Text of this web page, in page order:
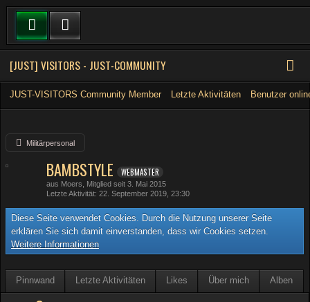
[JUST] VISITORS - JUST-COMMUNITY
JUST-VISITORS Community Member Letzte Aktivitäten Benutzer
Militärpersonal
BAMBSTYLE WEBMASTER
aus Moers
Mitglied seit 3. Mai 2015
Letzte Aktivität 22. September 2019, 23:30
Diese Seite verwendet Cookies. Durch die Nutzung unserer Seite
erklären Sie sich damit einverstanden, dass wir Cookies setzen.
Weitere Informationen
Pinnwand Letzte Aktivitäten Likes Über mich Alben